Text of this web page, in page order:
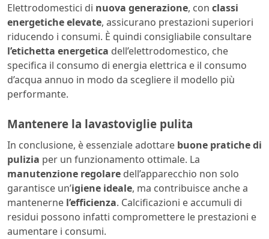
Elettrodomestici di nuova generazione, con classi
energetiche elevate, assicurano prestazioni superiori
riducendo i consumi. È quindi consigliabile consultare
l’etichetta energetica dell’elettrodomestico, che
specifica il consumo di energia elettrica e il consumo
d’acqua annuo in modo da scegliere il modello più
performante.
Mantenere la lavastoviglie pulita
In conclusione, è essenziale adottare buone pratiche di
pulizia per un funzionamento ottimale. La
manutenzione regolare dell’apparecchio non solo
garantisce un’igiene ideale, ma contribuisce anche a
mantenerne l’efficienza. Calcificazioni e accumuli di
residui possono infatti compromettere le prestazioni e
aumentare i consumi.